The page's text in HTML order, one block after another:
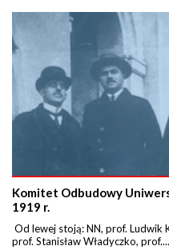
Komitet Odbudowy
1919 r.
Od lewej stoją: NN, prof. Ludwik
prof. Stanisław Władyczko, prof....